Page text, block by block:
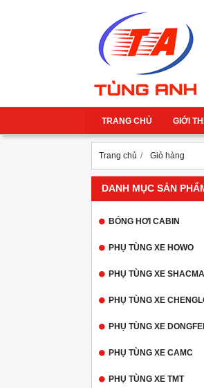
TRANG CHỦ GIỚI
Trang chủ Giỏ hàng
DANH MỤC SẢN
BÓNG HƠI CABIN
PHỤ TÙNG XE HOWO
PHỤ TÙNG XE
PHỤ TÙNG XE
PHỤ TÙNG XE
PHỤ TÙNG XE CAMC
PHỤ TÙNG XE TMT